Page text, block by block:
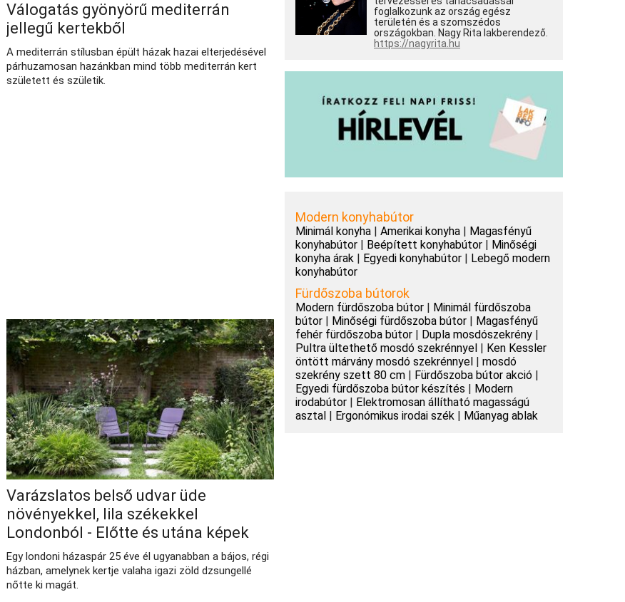
Válogatás gyönyörű mediterrán
jellegű kertekből
A mediterrán stílusban épült házak hazai elterjedésével
párhuzamosan hazánkban mind több mediterrán kert
született és születik.
Varázslatos belső udvar üde
növényekkel, lila székekkel
Londonból - Előtte és utána képek
Egy londoni házaspár 25 éve él ugyanabban a bájos, régi
házban, amelynek kertje valaha igazi zöld dzsungellé
nőtte ki magát.
foglalkozunk az ország egész
területén és a szomszédos
országokban. Nagy Rita lakberendező.
https://nagyrita.hu
Modern konyhabútor
Minimál konyha| Amerikai konyha| Magasfényű
konyhabútor| Beépített konyhabútor| Minőségi
konyha árak| Egyedi konyhabútor| Lebegő modern
konyhabútor
Fürdőszoba bútorok
Modern fürdőszoba bútor| Minimál fürdőszoba
bútor| Minőségi fürdőszoba bútor| Magasfényű
fehér fürdőszoba bútor| Dupla mosdószekrény|
Pultra ültethető mosdó szekrénnyel| Ken Kessler
öntött márvány mosdó szekrénnyel| mosdó
szekrény szett 80 cm| Fürdőszoba bútor akció|
Egyedi fürdőszoba bútor készítés | Modern
irodabútor| Elektromosan állítható magasságú
asztal| Ergonómikus irodai szék| Műanyag ablak